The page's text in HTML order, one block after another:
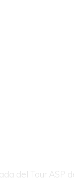
del Tour ASP